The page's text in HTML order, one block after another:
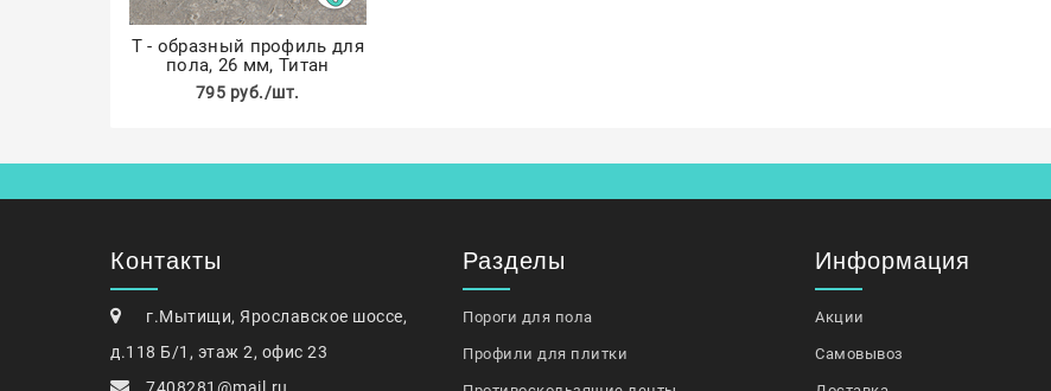
Т - образный профиль для
пола, 26 мм, Титан
795 руб./шт.
Контакты
г.Мытищи, Ярославское шоссе,
д.118 Б/1, этаж 2, офис 23
Разделы
Пороги для пола
Профили для плитки
Информация
Акции
Самовывоз